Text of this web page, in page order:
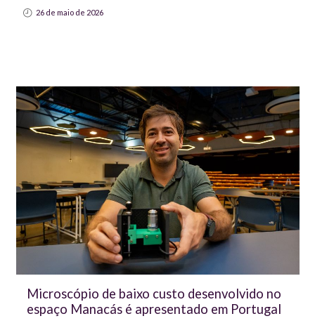
26 de maio de 2026
Microscópio de baixo custo desenvolvido no
espaço Manacás é apresentado em Portugal